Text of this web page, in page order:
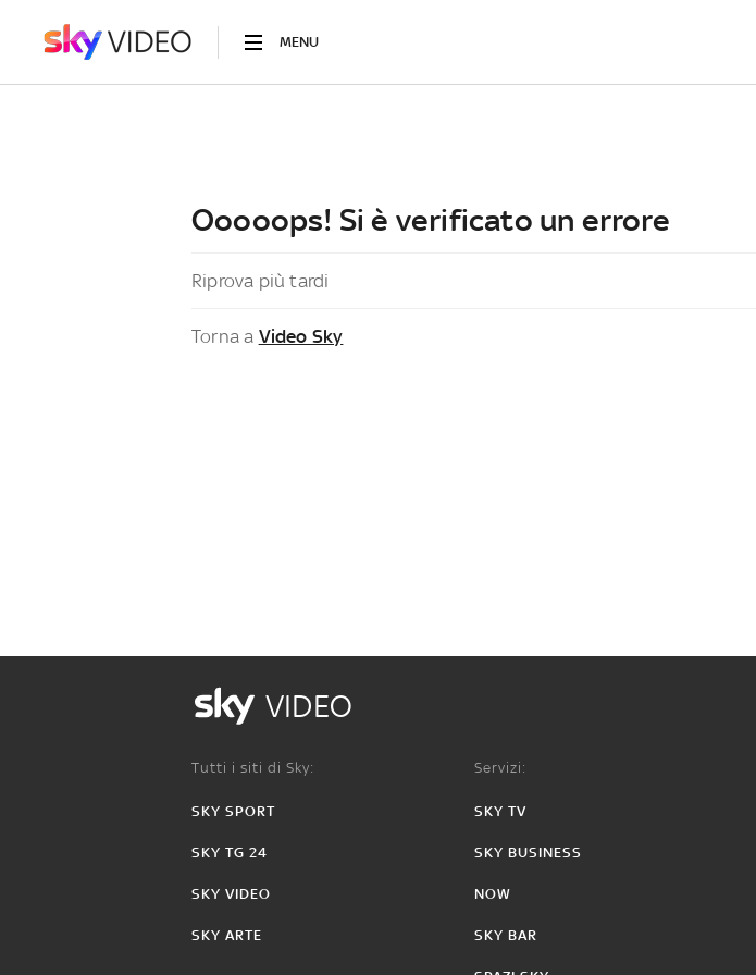
MENU
Ooooops! Si è verificato un errore
Riprova più tardi
Torna a Video Sky
VIDEO
Tutti i siti di Sky:
SKY SPORT
SKY TG 24
SKY VIDEO
SKY ARTE
Servizi:
SKY TV
SKY BUSINESS
NOW
SKY BAR